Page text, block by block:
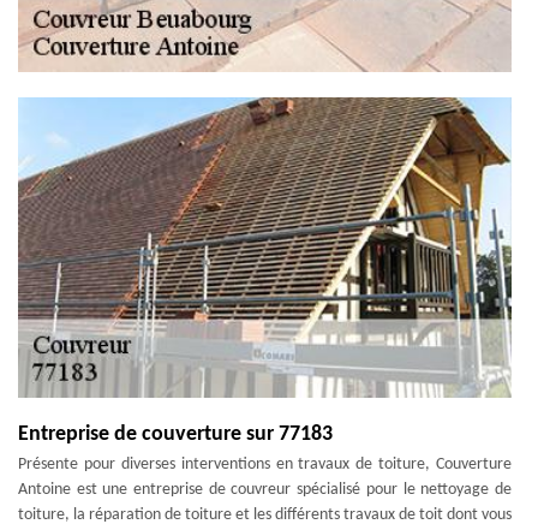
Entreprise de couverture sur 77183
Présente pour diverses interventions en travaux de toiture, Couverture
Antoine est une entreprise de couvreur spécialisé pour le nettoyage de
toiture, la réparation de toiture et les différents travaux de toit dont vous